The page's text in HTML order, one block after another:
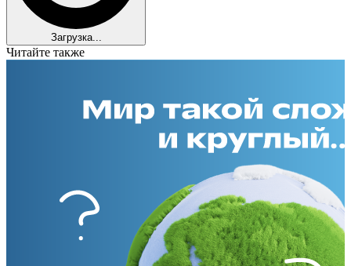
Загрузка...
Читайте также